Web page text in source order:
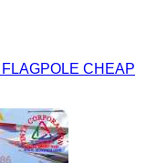
CHEAP